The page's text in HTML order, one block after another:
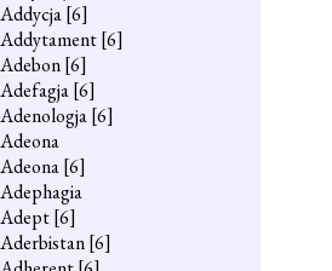
Addycja[6]
Addytament[6]
Adebon[6]
Adefagja[6]
Adenologja[6]
Adeona
Adeona[6]
Adephagia
Adept[6]
Aderbistan[6]